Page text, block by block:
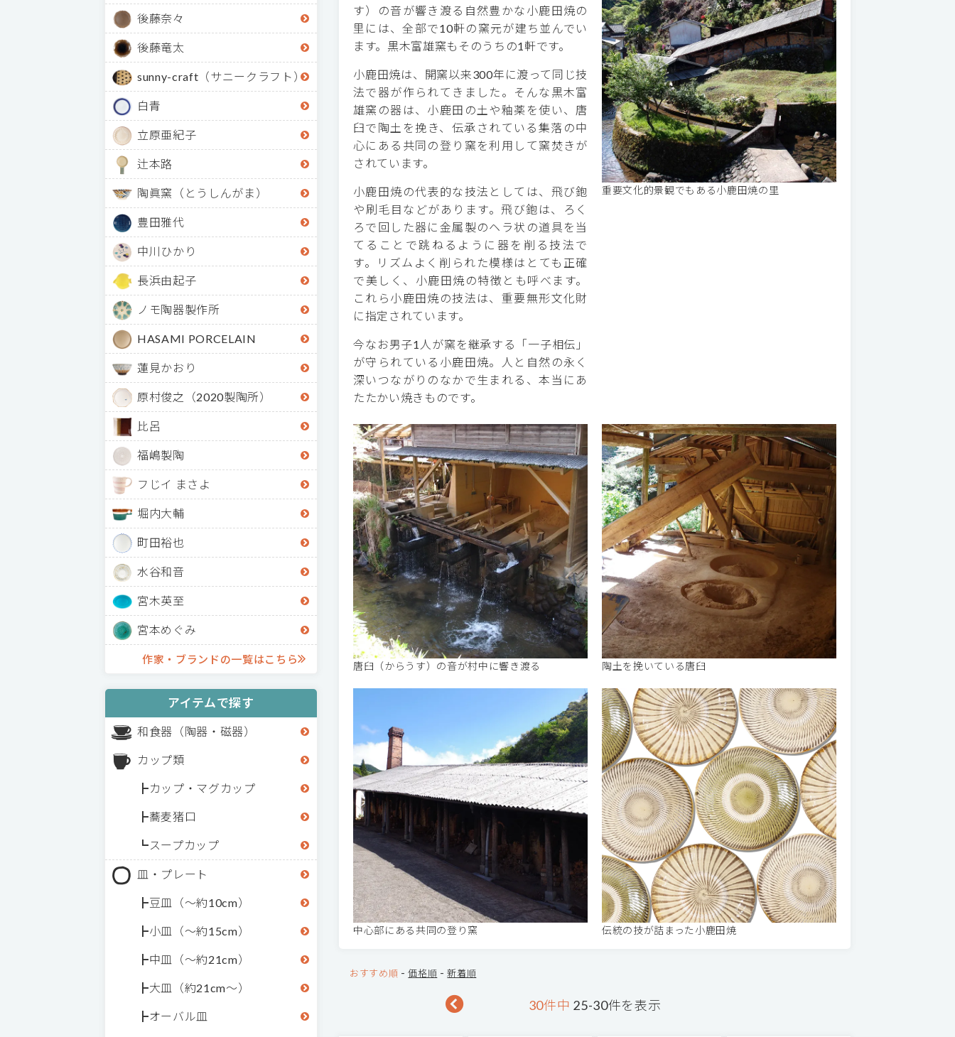
後藤奈々
後藤竜太
sunny-craft（サニークラフト）
白青
立原亜紀子
辻本路
陶眞窯（とうしんがま）
豊田雅代
中川ひかり
長浜由起子
ノモ陶器製作所
HASAMI PORCELAIN
蓮見かおり
原村俊之（2020製陶所）
比呂
福嶋製陶
フじイ まさよ
堀内大輔
町田裕也
水谷和音
宮木英至
宮本めぐみ
作家・ブランドの一覧はこちら
アイテムで探す
和食器（陶器・磁器）
カップ類
カップ・マグカップ
蕎麦猪口
スープカップ
皿・プレート
豆皿（～約10cm）
小皿（～約15cm）
中皿（～約21cm）
大皿（約21cm～）
オーバル皿
す）の音が響き渡る自然豊かな小鹿田焼の
里には、全部で10軒の窯元が建ち並んでい
ます。黒木富雄窯もそのうちの1軒です。
小鹿田焼は、開窯以来300年に渡って同じ技
法で器が作られてきました。そんな黒木富
雄窯の器は、小鹿田の土や釉薬を使い、唐
臼で陶土を挽き、伝承されている集落の中
心にある共同の登り窯を利用して窯焚きが
されています。
小鹿田焼の代表的な技法としては、飛び鉋
や刷毛目などがあります。飛び鉋は、ろく
ろで回した器に金属製のヘラ状の道具を当
てることで跳ねるように器を削る技法で
す。リズムよく削られた模様はとても正確
で美しく、小鹿田焼の特徴とも呼べます。
これら小鹿田焼の技法は、重要無形文化財
に指定されています。
今なお男子1人が窯を継承する「一子相伝」
が守られている小鹿田焼。人と自然の永く
深いつながりのなかで生まれる、本当にあ
たたかい焼きものです。
重要文化的景観でもある小鹿田焼の里
唐臼（からうす）の音が村中に響き渡る 陶土を挽いている唐臼
中心部にある共同の登り窯 伝統の技が詰まった小鹿田焼
おすすめ順 -価格順 -新着順
30件中 25-30件を表示